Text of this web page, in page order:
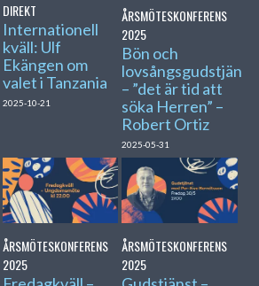
DIREKT
Internationell
kväll: Ulf
Ekängen om
valet i Tanzania
2025-10-21
ÅRSMÖTESKONFERENS
2025
Bön och
lovsångsgudstjänst
– ”det är tid att
söka Herren” –
Robert Ortiz
2025-05-31
ÅRSMÖTESKONFERENS
2025
ÅRSMÖTESKONFERENS
2025